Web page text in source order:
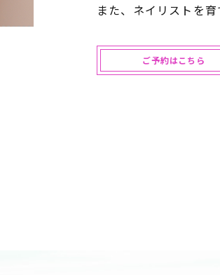
また、ネイリストを
ご予約はこちら